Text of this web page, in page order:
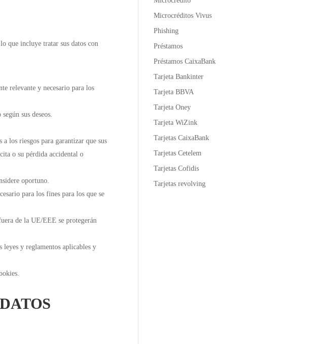
que incluye tratar sus datos con
relevante y necesario para los
sus deseos.
los riesgos para garantizar que sus
o su pérdida accidental o
oportuno.
para los fines para los que se
de la UE/EEE se protegerán
leyes y reglamentos aplicables y
Microcréditos Vivus
Phishing
Préstamos
Préstamos CaixaBank
Tarjeta Bankinter
Tarjeta BBVA
Tarjeta Oney
Tarjeta WiZink
Tarjetas CaixaBank
Tarjetas Cetelem
Tarjetas Cofidis
Tarjetas revolving